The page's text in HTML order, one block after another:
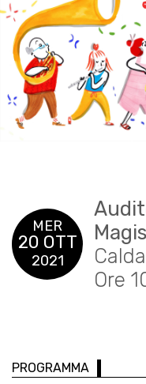
MER
20 OTT
2021
Ore
PROGRAMMA